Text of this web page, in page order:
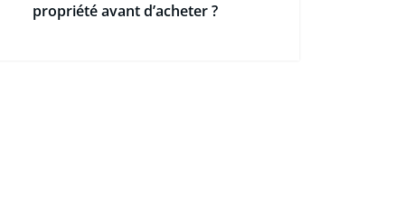
propriété avant d’acheter ?